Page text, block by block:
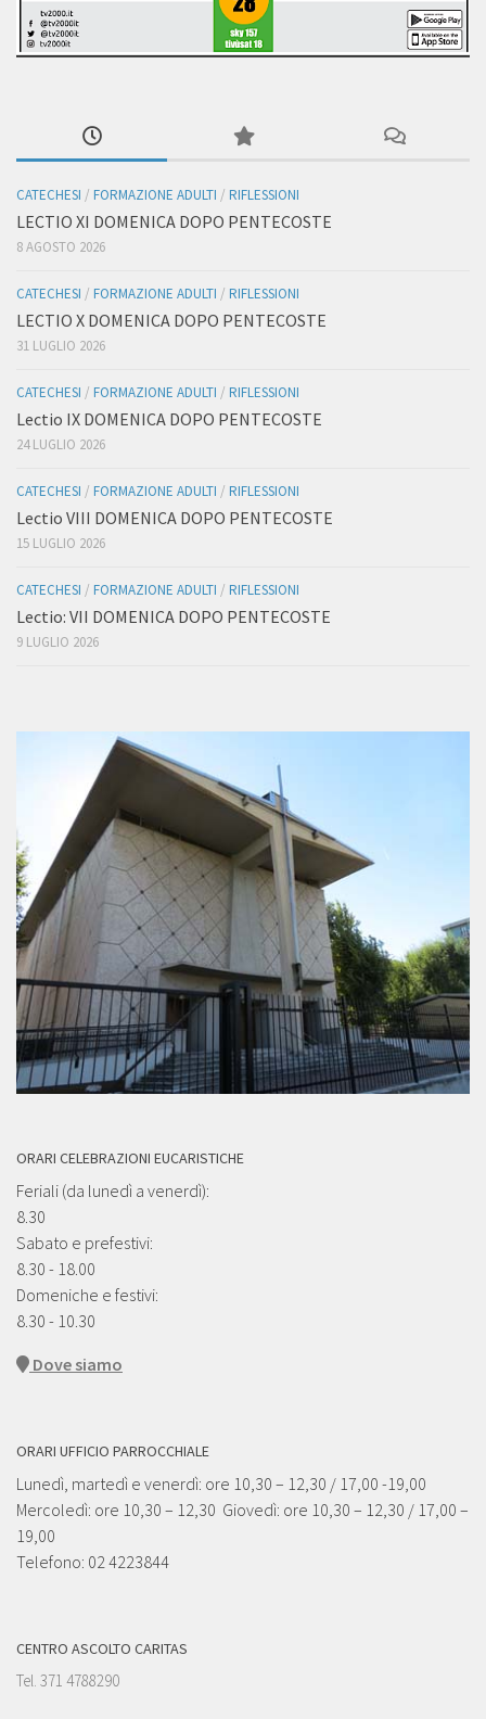
CATECHESI / FORMAZIONE ADULTI / RIFLESSIONI
LECTIO XI DOMENICA DOPO PENTECOSTE
8 AGOSTO 2026
CATECHESI / FORMAZIONE ADULTI / RIFLESSIONI
LECTIO X DOMENICA DOPO PENTECOSTE
31 LUGLIO 2026
CATECHESI / FORMAZIONE ADULTI / RIFLESSIONI
Lectio IX DOMENICA DOPO PENTECOSTE
24 LUGLIO 2026
CATECHESI / FORMAZIONE ADULTI / RIFLESSIONI
Lectio VIII DOMENICA DOPO PENTECOSTE
15 LUGLIO 2026
CATECHESI / FORMAZIONE ADULTI / RIFLESSIONI
Lectio: VII DOMENICA DOPO PENTECOSTE
9 LUGLIO 2026
ORARI CELEBRAZIONI EUCARISTICHE
Feriali (da lunedì a venerdì):
8.30
Sabato e prefestivi:
8.30 - 18.00
Domeniche e festivi:
8.30 - 10.30
Dove siamo
ORARI UFFICIO PARROCCHIALE
Lunedì, martedì e venerdì: ore 10,30 – 12,30 / 17,00 -19,00
Mercoledì: ore 10,30 – 12,30 Giovedì: ore 10,30 – 12,30 / 17,00 –
19,00
Telefono: 02 4223844
CENTRO ASCOLTO CARITAS
Tel. 371 4788290